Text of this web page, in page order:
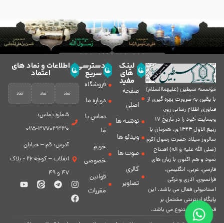
مؤسسه سبطين (عليهماالسلام)
با يقين به ضرورت بهره گیرى از
فناورى اطلاع رسانى روز،
وبسایت خود را در تاريخ 17
ربيع الاول 1424 ق. همزمان با
سالروز ميلاد حضرت رسول اكرم
(صلی الله علیه و آله) افتتاح
نمود و هم اكنون با زبان های
فارسی، عربى، انگلیسی،
فرانسوی، آذری و ترکی
استانبولی فعال مى باشد. اين
پايگاه اينترنتى مشتمل بر
قسمت هاى متنوع مى باشد.
لینک
های
مفید
صفحه
اصلی
نوشته ها
ویدئو ها
صوت ها
گالری
تصاویر
دسترسی
سریع
فروشگاه
درباره ما
تماس با
ما
حریم
خصوصی
قوانین
مقررات
اطلاعات و نماد های
اعتماد
شماره تماس:
37703330-025
آدرس: قم – خیابان
انقلاب – کوچه 26 - پلاک
47 و 49